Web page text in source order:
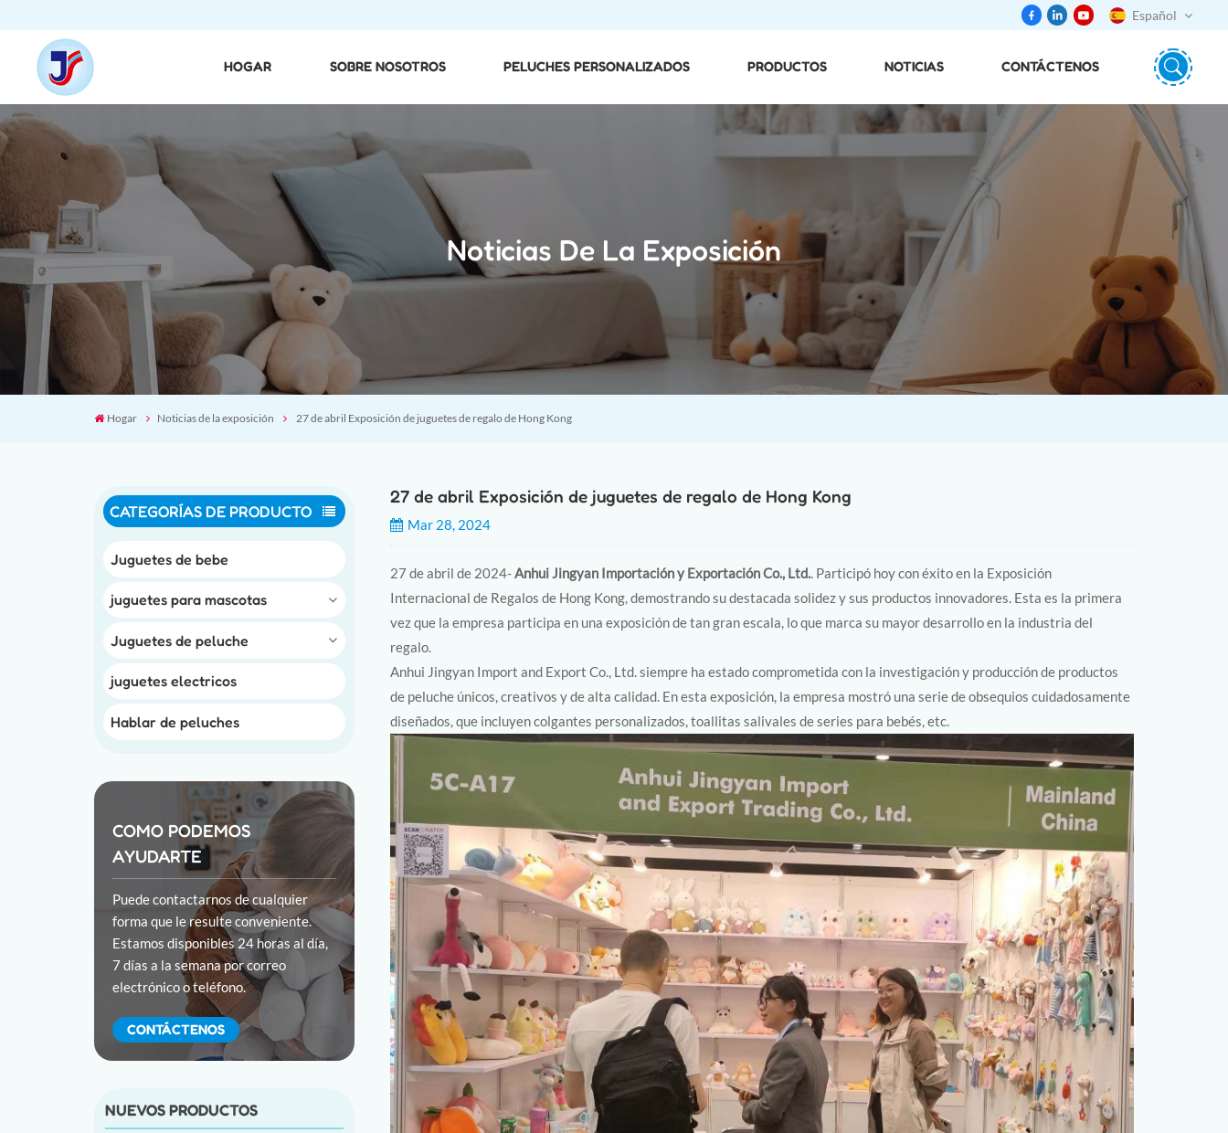
Español
português
日本語
español
русский
HOGAR SOBRE NOSOTROS PELUCHES PERSONALIZADOS PRODUCTOS NOTICIAS CONTÁCTENOS
Noticias De La Exposición
Hogar Noticias de la exposición 27 de abril Exposición de juguetes de regalo de Hong Kong
CATEGORÍAS DE PRODUCTO
Juguetes de bebe
juguetes para mascotas
Juguetes de peluche
juguetes electricos
Hablar de peluches
COMO PODEMOS
AYUDARTE
Puede contactarnos de cualquier
forma que le resulte conveniente.
Estamos disponibles 24 horas al día,
7 días a la semana por correo
electrónico o teléfono.
CONTÁCTENOS
NUEVOS PRODUCTOS
27 de abril Exposición de juguetes de regalo de Hong Kong
Mar 28, 2024
27 de abril de 2024-Anhui Jingyan Importación y Exportación Co., Ltd.. Participó hoy con éxito en la Exposición
Internacional de Regalos de Hong Kong, demostrando su destacada solidez y sus productos innovadores. Esta es la primera
vez que la empresa participa en una exposición de tan gran escala, lo que marca su mayor desarrollo en la industria del
regalo.
Anhui Jingyan Import and Export Co., Ltd. siempre ha estado comprometida con la investigación y producción de productos
de peluche únicos, creativos y de alta calidad. En esta exposición, la empresa mostró una serie de obsequios cuidadosamente
diseñados, que incluyen colgantes personalizados, toallitas salivales de series para bebés, etc.